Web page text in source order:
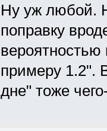
Ну уж любой.
поправку
примеру 1.2".
дне" тоже